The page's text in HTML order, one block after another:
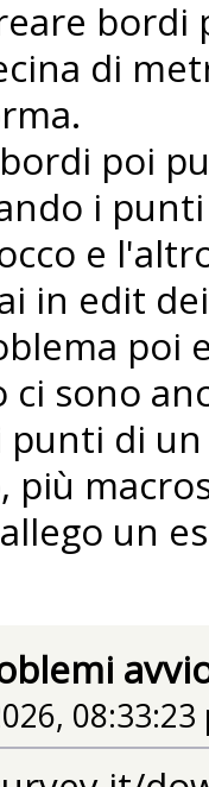
di
poi
i
e
in edit
poi
ci sono
di
più
un
08:33:23